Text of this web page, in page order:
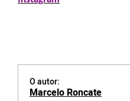
O autor:
Marcelo Roncate